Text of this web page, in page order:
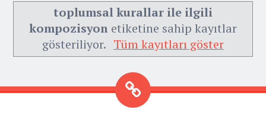
toplumsal kurallar ile ilgili
kompozisyon etiketine sahip kayıtlar
gösteriliyor. Tüm kayıtları göster